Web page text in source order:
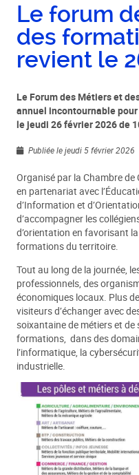
Le forum
des
revient le
Le Forum des Métiers et
annuel incontournable
le jeudi 26 février 2026 de
Publiée le jeudi 5 février 2026
Organisé par la Chambre de
en partenariat avec
d’Information et
d’accompagner les
d’orientation en favorisant
formations du territoire.
Tout au long de la journée,
professionnels, des
économiques locaux. Plus
visiteurs d’échanger avec
soixantaine de métiers et de
formations, dans des
l’informatique, la
industrielle.